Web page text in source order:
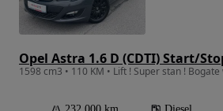
Opel Astra 1.6 D (CDTI) Start/